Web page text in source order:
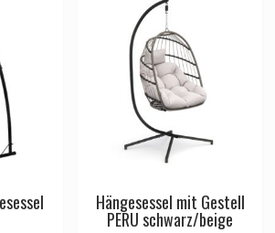
Hängesessel mit Gestell
PERU schwarz/beige